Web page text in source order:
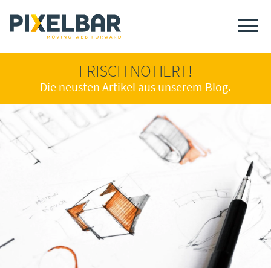
FRISCH NOTIERT!
Die neusten Artikel aus unserem Blog.